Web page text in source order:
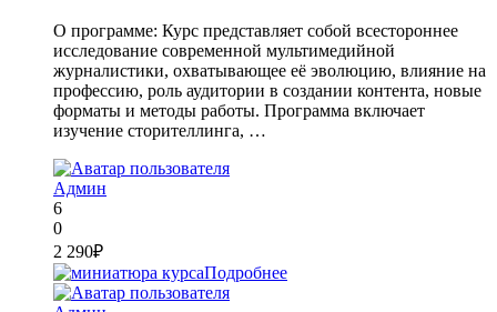
О программе: Курс представляет собой всестороннее
исследование современной мультимедийной
журналистики, охватывающее её эволюцию, влияние на
профессию, роль аудитории в создании контента, новые
форматы и методы работы. Программа включает
изучение сторителлинга, …
Админ
6
0
2 290₽
Подробнее